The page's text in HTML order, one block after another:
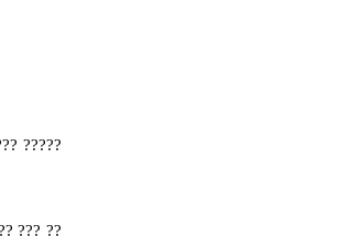
?????
??? ??